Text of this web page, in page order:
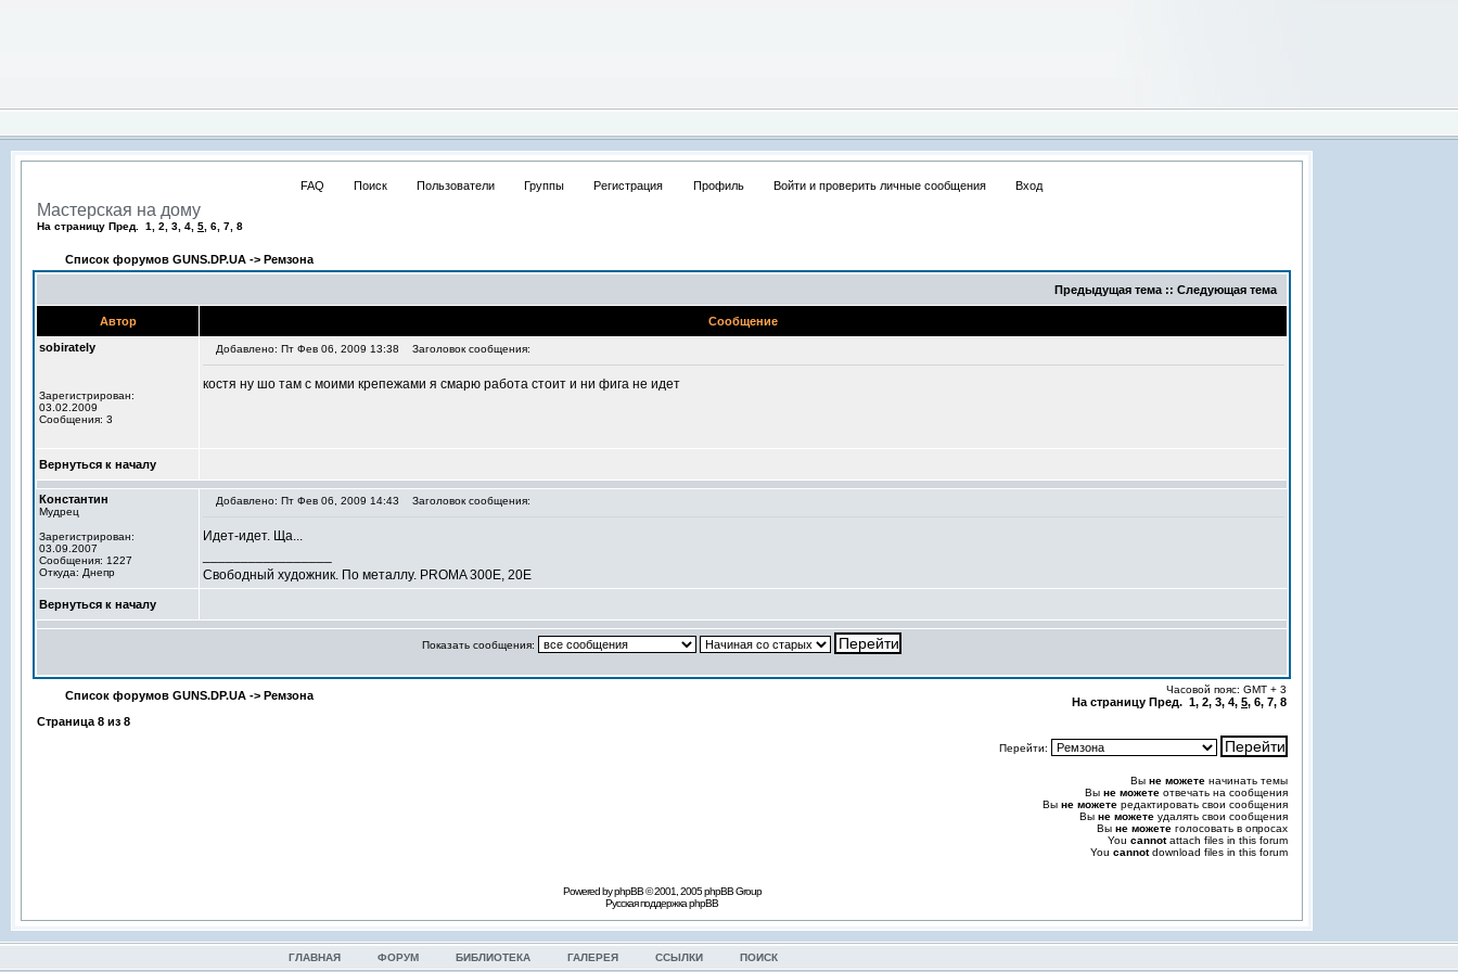
FAQ Поиск Пользователи Группы Регистрация Профиль Войти и проверить личные сообщения Вход
Мастерская на дому
На страницу Пред. 1, 2, 3, 4, 5 , 6, 7, 8
Список форумов GUNS.DP.UA -> Ремзона
Предыдущая тема :: Следующая тема
Автор
Сообщение
sobirately
Зарегистрирован:
03.02.2009
Сообщения: 3
Добавлено: Пт Фев 06, 2009 13:38 Заголовок сообщения:
костя ну шо там с моими крепежами я смарю работа стоит и ни фига не идет
Вернуться к началу
Константин
Мудрец
Зарегистрирован:
03.09.2007
Сообщения: 1227
Откуда: Днепр
Добавлено: Пт Фев 06, 2009 14:43 Заголовок сообщения:
Идет-идет. Ща...
Свободный художник. По металлу. PROMA 300E, 20E
Вернуться к началу
Показать сообщения:
Список форумов GUNS.DP.UA -> Ремзона Часовой пояс: GMT + 3
На страницу Пред. 1, 2, 3, 4, 5, 6, 7, 8
Страница 8 из 8
Перейти:
Вы не можете начинать темы
Вы не можете отвечать на сообщения
Вы не можете редактировать свои сообщения
Вы не можете удалять свои сообщения
Вы не можете голосовать в опросах
You cannotattach files in this forum
You cannotdownload files in this forum
Powered by phpBB © 2001, 2005 phpBB Group
Русская поддержка phpBB
ГЛАВНАЯ ФОРУМ БИБЛИОТЕКА ГАЛЕРЕЯ ССЫЛКИ ПОИСК